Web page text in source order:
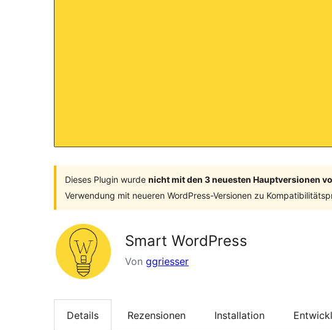
Dieses Plugin wurde nicht mit den 3 neuesten Hauptversionen
Verwendung mit neueren WordPress-Versionen zu
Smart WordPress
Von ggriesser
Details Rezensionen Installation